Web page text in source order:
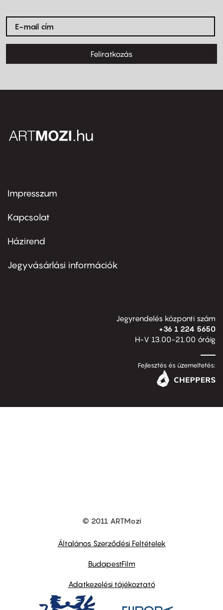
Feliratkozás
Footer
first
Impresszum
Kapcsolat
Footer
second
Házirend
Jegyvásárlási információk
Jegyrendelés központi szám
+36 1 224 5650
H-V 13.00-21.00 óráig
Fejlesztés és üzemeltetés:
© 2011 ARTMozi
Általános Szerződési Feltételek
BudapestFilm
Adatkezelési tájékoztató